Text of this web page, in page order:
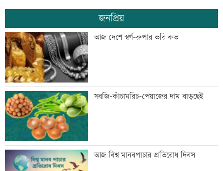
জিয়াউর রহমান দেশে প্রথম সবুজ বিপ্লবের
ডাক দিয়েছিলেন: পরিবেশমন্ত্রী
প্রথম শ্রেণিতে ভর্তি লটারিতে
মেঘনার ভাঙনরোধে জিও ব্যাগ প্রকল্পে
অনিয়ম, এলাকাবাসীর মানববন্ধন
জনপ্রিয়
আজ দেশে স্বর্ণ-রুপার ভরি কত
সবজি-কাঁচামরিচ-পেয়াজের দাম বাড়ছেই
আজ বিশ্ব মানবপাচার প্রতিরোধ দিবস